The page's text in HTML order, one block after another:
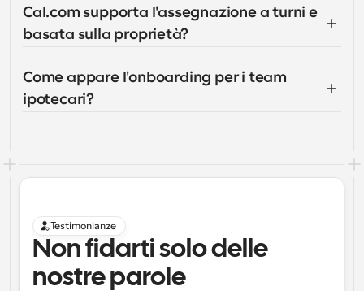
Cal.com supporta l'assegnazione a turni e
basata sulla proprietà?
Come appare l'onboarding per i team
ipotecari?
Testimonianze
Non fidarti solo delle
nostre parole